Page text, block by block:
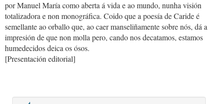
por Manuel María como aberta á vida e ao mundo, nunha visión
totalizadora e non monográfica. Coido que a poesía de Caride é
semellante ao orballo que, ao caer manseliñamente sobre nós, dá a
impresión de que non molla pero, cando nos decatamos, estamos
humedecidos deica os ósos.
[Presentación editorial]